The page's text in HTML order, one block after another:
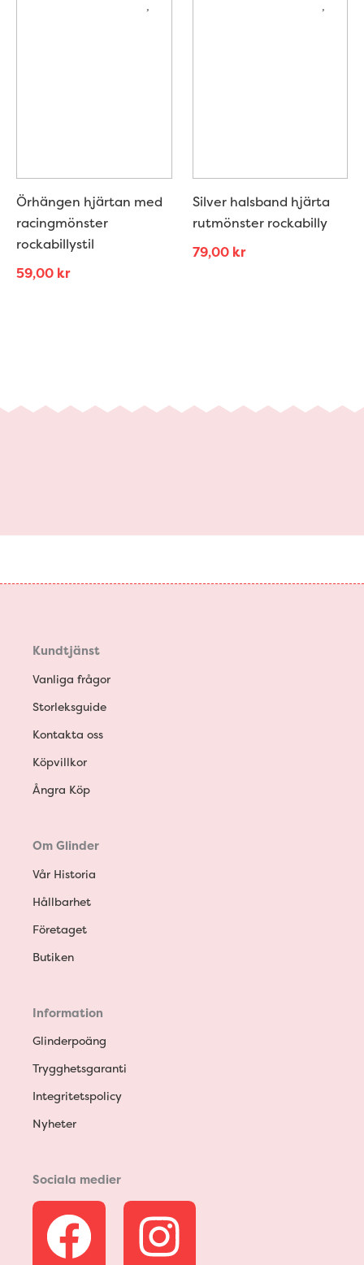
Örhängen hjärtan med
racingmönster
rockabillystil
59,00 kr
Silver halsband hjärta
rutmönster rockabilly
79,00 kr
Kundtjänst
Vanliga frågor
Storleksguide
Kontakta oss
Köpvillkor
Ångra Köp
Om Glinder
Vår Historia
Hållbarhet
Företaget
Butiken
Information
Glinderpoäng
Trygghetsgaranti
Integritetspolicy
Nyheter
Sociala medier
F I